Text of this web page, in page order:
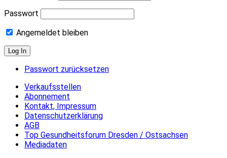
Passwort
Angemeldet bleiben
Passwort zurücksetzen
Verkaufsstellen
Abonnement
Kontakt, Impressum
Datenschutzerklärung
AGB
Top Gesundheitsforum Dresden / Ostsachsen
Mediadaten